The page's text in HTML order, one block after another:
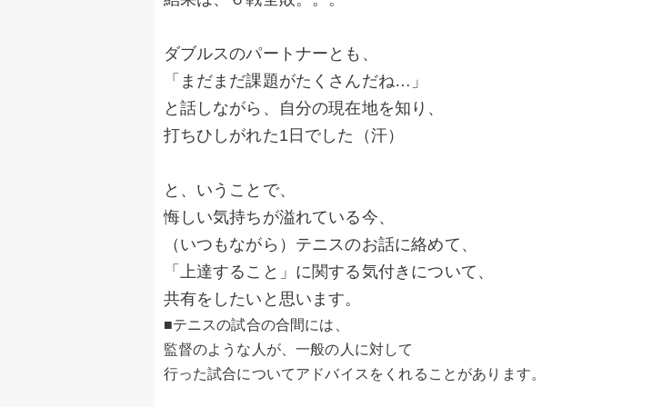
ダブルスのパートナーとも、
「まだまだ課題がたくさんだね…」
と話しながら、自分の現在地を知り、
打ちひしがれた1日でした（汗）
と、いうことで、
悔しい気持ちが溢れている今、
（いつもながら）テニスのお話に絡めて、
「上達すること」に関する気付きについて、
共有をしたいと思います。
■テニスの試合の合間には、
監督のような人が、一般の人に対して
行った試合についてアドバイスをくれることがあります。